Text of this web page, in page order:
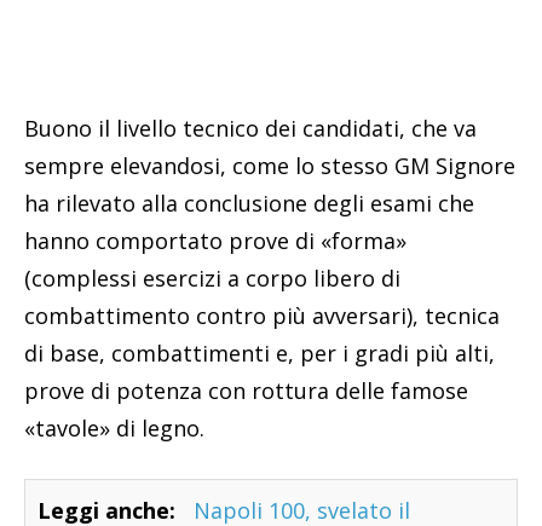
Buono il livello tecnico dei candidati, che va
sempre elevandosi, come lo stesso GM Signore
ha rilevato alla conclusione degli esami che
hanno comportato prove di «forma»
(complessi esercizi a corpo libero di
combattimento contro più avversari), tecnica
di base, combattimenti e, per i gradi più alti,
prove di potenza con rottura delle famose
«tavole» di legno.
Leggi anche:
Napoli 100, svelato il